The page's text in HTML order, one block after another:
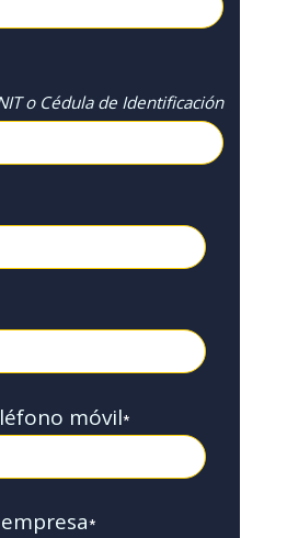
o Cédula de Identificación
móvil*
*